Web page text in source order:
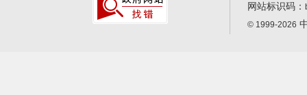
网站标识码：
© 1999-2026